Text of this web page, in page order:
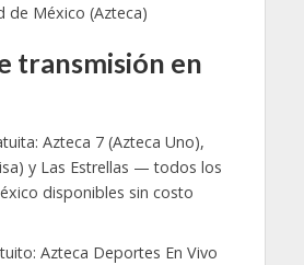
de México (Azteca)
transmisión en
Azteca 7 (Azteca Uno),
y Las Estrellas — todos los
disponibles sin costo
Azteca Deportes En Vivo